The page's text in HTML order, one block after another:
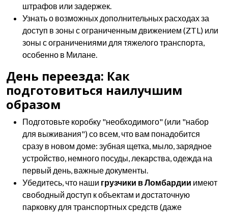
штрафов или задержек.
Узнать о возможных дополнительных расходах за
доступ в зоны с ограниченным движением (ZTL) или
зоны с ограничениями для тяжелого транспорта,
особенно в Милане.
День переезда: Как
подготовиться наилучшим
образом
Подготовьте коробку "необходимого" (или "набор
для выживания") со всем, что вам понадобится
сразу в новом доме: зубная щетка, мыло, зарядное
устройство, немного посуды, лекарства, одежда на
первый день, важные документы.
Убедитесь, что наши грузчики в Ломбардии имеют
свободный доступ к объектам и достаточную
парковку для транспортных средств (даже